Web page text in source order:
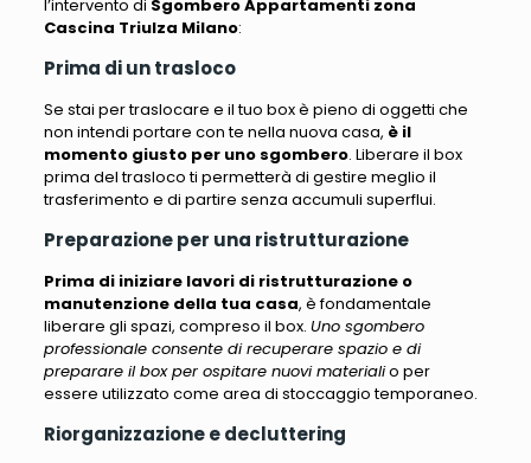
l’intervento di Sgombero Appartamenti zona
Cascina Triulza Milano:
Prima di un trasloco
Se stai per traslocare e il tuo box è pieno di oggetti che
non intendi portare con te nella nuova casa, è il
momento giusto per uno sgombero. Liberare il box
prima del trasloco ti permetterà di gestire meglio il
trasferimento e di partire senza accumuli superflui.
Preparazione per una ristrutturazione
Prima di iniziare lavori di ristrutturazione o
manutenzione della tua casa, è fondamentale
liberare gli spazi, compreso il box. Uno sgombero
professionale consente di recuperare spazio e di
preparare il box per ospitare nuovi materialio per
essere utilizzato come area di stoccaggio temporaneo.
Riorganizzazione e decluttering